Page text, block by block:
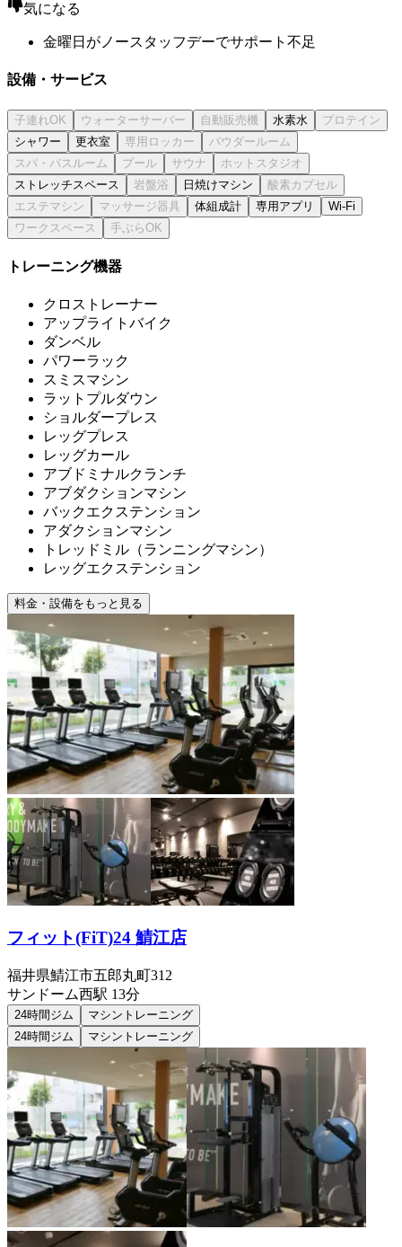
気になる
金曜日がノースタッフデーでサポート不足
設備・サービス
水素水
シャワー
更衣室
ストレッチスペース
日焼けマシン
体組成計
専用アプリ Wi-Fi
トレーニング機器
クロストレーナー
アップライトバイク
ダンベル
パワーラック
スミスマシン
ラットプルダウン
ショルダープレス
レッグプレス
レッグカール
アブドミナルクランチ
アブダクションマシン
バックエクステンション
アダクションマシン
トレッドミル（ランニングマシン）
レッグエクステンション
料金・設備をもっと見る
フィット(FiT)24 鯖江店
福井県鯖江市五郎丸町312
サンドーム西駅 13分
24時間ジム
マシントレーニング
24時間ジム
マシントレーニング